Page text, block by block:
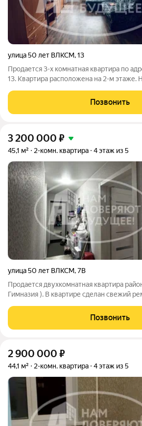
улица 50 лет ВЛКСМ,13
Продается 3-х комнатная квартира по
13. Квартира расположена на 2-м этаже.
доступности: магазины, школы, дет сад,
Окажем помощь в
Позвонить
3 200 000 ₽
45,1 м² 2-комн. квартира 4 этаж из 5
улица 50 лет ВЛКСМ,7В
Продается двухкомнатная квартира
Гимназия ). В квартире сделан свежий
везде натяжные потолки, пол ламинат,
входная дверь, сантехника поменяна.
Позвонить
2 900 000 ₽
44,1 м² 2-комн. квартира 4 этаж из 5